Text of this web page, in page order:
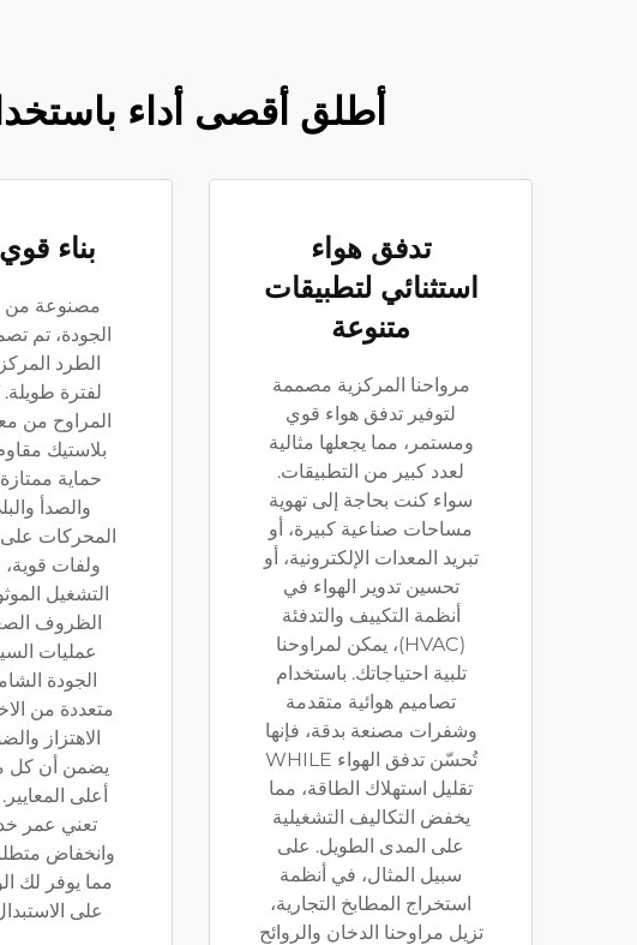
أطلق أقصى أداء
تدفق هواء
استثنائي لتطبيقات
متنوعة
مرواحنا المركزية مصممة
لتوفير تدفق هواء قوي
ومستمر، مما يجعلها مثالية
لعدد كبير من التطبيقات.
سواء كنت بحاجة إلى تهوية
مساحات صناعية كبيرة، أو
تبريد المعدات الإلكترونية، أو
تحسين تدوير الهواء في
أنظمة التكييف والتدفئة
(HVAC)، يمكن لمراوحنا
تلبية احتياجاتك. باستخدام
تصاميم هوائية متقدمة
وشفرات مصنعة بدقة، فإنها
تُحسّن تدفق الهواء WHILE
تقليل استهلاك الطاقة، مما
يخفض التكاليف التشغيلية
على المدى الطويل. على
سبيل المثال، في أنظمة
استخراج المطابخ التجارية،
تزيل مراوحنا الدخان والروائح
بناء
مصنوعة من
الجودة، تم
الطرد
لفترة
المراوح من
بلاستيك
حماية ممتازة
والصدأ
المحركات على
ولفات
التشغيل
الظروف
عمليات
الجودة
متعددة من
الاهتزاز
يضمن أن كل
أعلى
تعني عمر
وانخفاض
مما يوفر لك
على